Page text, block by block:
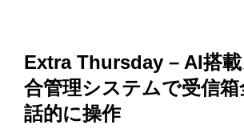
Extra Thursday – AI搭
合管理システムで受信
話的に操作